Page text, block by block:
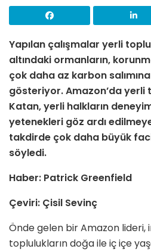
Yapılan çalışmalar yerli
altındaki ormanların,
çok daha az karbon
gösteriyor. Amazon’da yerli
Katan, yerli halkların
yetenekleri göz ardı
takdirde çok daha büyük
söyledi.
Haber: Patrick Greenfield
Çeviri: Çisil Sevinç
Önde gelen bir Amazon lideri,
toplulukların doğa ile iç içe